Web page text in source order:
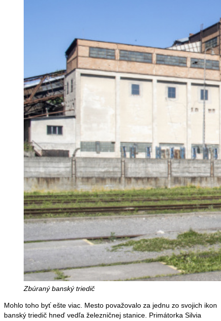
Zbúraný banský triedič
Mohlo toho byť ešte viac. Mesto považovalo za jednu zo svojich ikon
banský triedič hneď vedľa železničnej stanice. Primátorka Silvia